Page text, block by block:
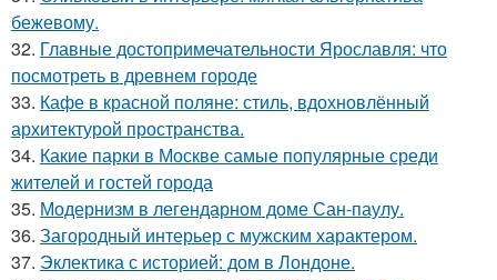
бежевому.
32. Главные достопримечательности Ярославля: что
посмотреть в древнем городе
33. Кафе в красной поляне: стиль, вдохновлённый
архитектурой пространства.
34. Какие парки в Москве самые популярные среди
жителей и гостей города
35. Модернизм в легендарном доме Сан-паулу.
36. Загородный интерьер с мужским характером.
37. Эклектика с историей: дом в Лондоне.